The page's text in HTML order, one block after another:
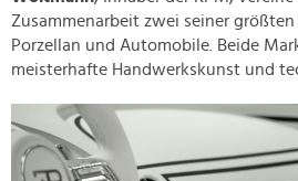
Zusammenarbeit zwei seiner
Porzellan und Automobile. Beide
meisterhafte Handwerkskunst und